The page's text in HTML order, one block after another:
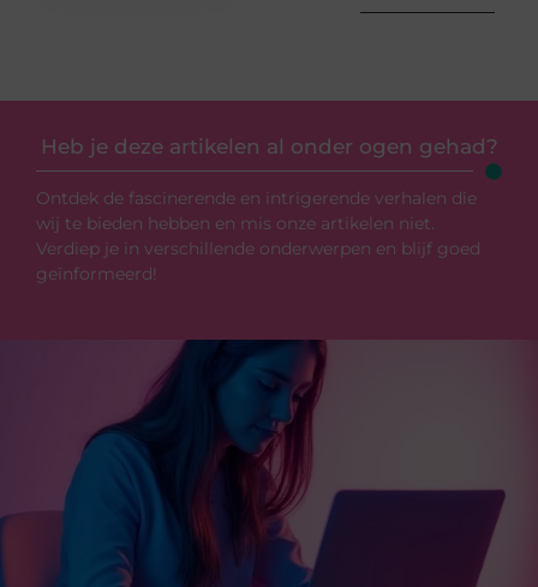
Heb je deze artikelen al onder ogen gehad?
Ontdek de fascinerende en intrigerende verhalen die
wij te bieden hebben en mis onze artikelen niet.
Verdiep je in verschillende onderwerpen en blijf goed
geïnformeerd!